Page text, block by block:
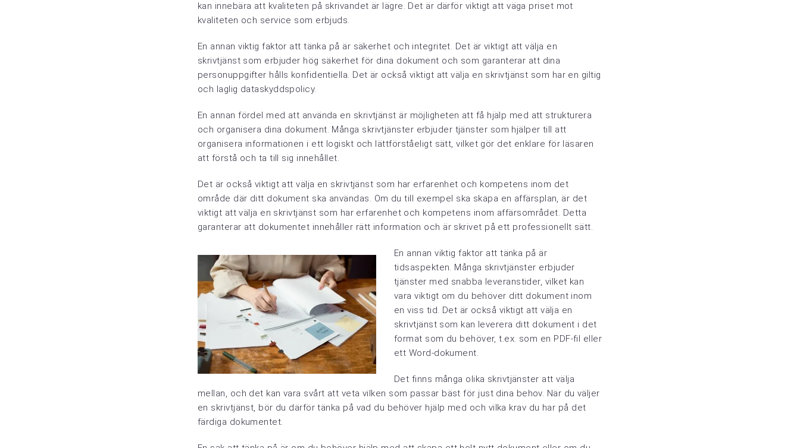
kan innebära att kvaliteten på skrivandet är lägre. Det är därför viktigt att väga priset mot
kvaliteten och service som erbjuds.
En annan viktig faktor att tänka på är säkerhet och integritet. Det är viktigt att välja en
skrivtjänst som erbjuder hög säkerhet för dina dokument och som garanterar att dina
personuppgifter hålls konfidentiella. Det är också viktigt att välja en skrivtjänst som har en giltig
och laglig dataskyddspolicy.
En annan fördel med att använda en skrivtjänst är möjligheten att få hjälp med att strukturera
och organisera dina dokument. Många skrivtjänster erbjuder tjänster som hjälper till att
organisera informationen i ett logiskt och lättförståeligt sätt, vilket gör det enklare för läsaren
att förstå och ta till sig innehållet.
Det är också viktigt att välja en skrivtjänst som har erfarenhet och kompetens inom det
område där ditt dokument ska användas. Om du till exempel ska skapa en affärsplan, är det
viktigt att välja en skrivtjänst som har erfarenhet och kompetens inom affärsområdet. Detta
garanterar att dokumentet innehåller rätt information och är skrivet på ett professionellt sätt.
En annan viktig faktor att tänka på är
tidsaspekten. Många skrivtjänster erbjuder
tjänster med snabba leveranstider, vilket kan
vara viktigt om du behöver ditt dokument inom
en viss tid. Det är också viktigt att välja en
skrivtjänst som kan leverera ditt dokument i det
format som du behöver, t.ex. som en PDF-fil eller
ett Word-dokument.
Det finns många olika skrivtjänster att välja
mellan, och det kan vara svårt att veta vilken som passar bäst för just dina behov. När du väljer
en skrivtjänst, bör du därför tänka på vad du behöver hjälp med och vilka krav du har på det
färdiga dokumentet.